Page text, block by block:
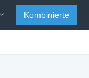
Kombinierte